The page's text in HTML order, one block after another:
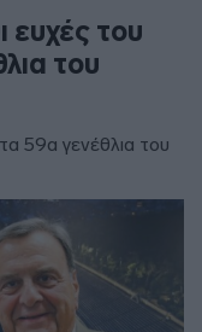
ευχές του
του
59α γενέθλια του